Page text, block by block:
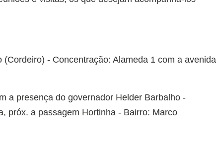
- Concentração: Alameda 1 com a avenida
a presença do governador Helder Barbalho -
próx. a passagem Hortinha - Bairro: Marco